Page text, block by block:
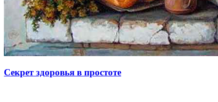
Секрет здоровья в простоте